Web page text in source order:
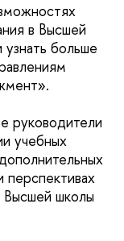
в Высшей
больше
руководители
учебных
Высшей школы